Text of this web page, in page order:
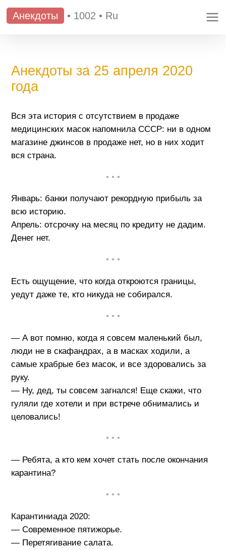
Анекдоты • 1002 • Ru
Анекдоты за 25 апреля 2020
года
Вся эта история с отсутствием в продаже
медицинских масок напомнила СССР: ни в одном
магазине джинсов в продаже нет, но в них ходит
вся страна.
• • •
Январь: банки получают рекордную прибыль за
всю историю.
Апрель: отсрочку на месяц по кредиту не дадим.
Денег нет.
• • •
Есть ощущение, что когда откроются границы,
уедут даже те, кто никуда не собирался.
• • •
— А вот помню, когда я совсем маленький был,
люди не в скафандрах, а в масках ходили, а
самые храбрые без масок, и все здоровались за
руку.
— Ну, дед, ты совсем загнался! Еще скажи, что
гуляли где хотели и при встрече обнимались и
целовались!
• • •
— Ребята, а кто кем хочет стать после окончания
карантина?
• • •
Карантиниада 2020:
— Современное пятижорье.
— Перетягивание салата.